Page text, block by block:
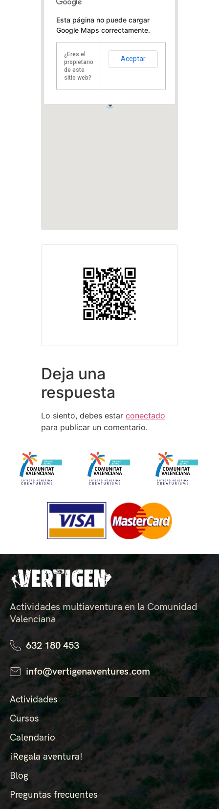
Esta página no puede cargar
Google Maps correctamente.
¿Eres el
propietario
de este
sitio web?
Aceptar
Deja una
respuesta
Lo siento, debes estar conectado
para publicar un comentario.
Actividades multiaventura en la Comunidad
Valenciana
632 180 453
info@vertigenaventures.com
Actividades
Cursos
Calendario
¡Regala aventura!
Blog
Preguntas frecuentes